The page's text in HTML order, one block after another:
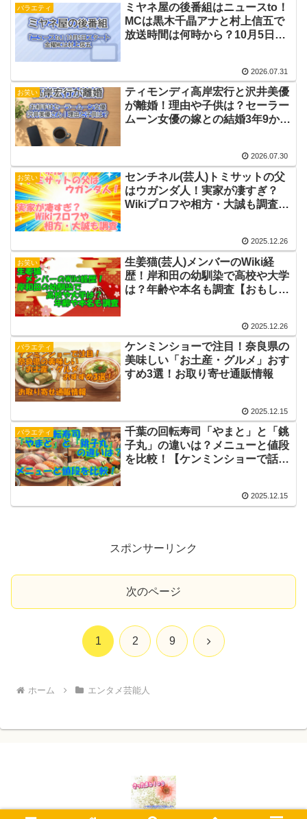
バラエティ
ミヤネ屋の後番組はニュースto！
MCは黒木千晶アナと村上信五で
放送時間は何時から？10月5日ス
2026.07.31
お笑い
ティモンディ高岸宏行と沢井美優
が離婚！理由や子供は？セーラー
ムーン女優の嫁との結婚3年9か月
2026.07.30
お笑い
センチネル(芸人)トミサットの父
はウガンダ人！実家が凄すぎ？
Wikiプロフや相方・大誠も調査
2025.12.26
お笑い
生姜猫(芸人)メンバーのWiki経
歴！岸和田の幼馴染で高校や大学
は？年齢や本名も調査【おもしろ
2025.12.26
バラエティ
ケンミンショーで注目！奈良県の
美味しい「お土産・グルメ」おす
すめ3選！お取り寄せ通販情報
2025.12.15
バラエティ
千葉の回転寿司「やまと」と「銚
子丸」の違いは？メニューと値段
を比較！【ケンミンショーで話
2025.12.15
スポンサーリンク
次のページ
1 2 9 次
ホーム エンタメ芸能人